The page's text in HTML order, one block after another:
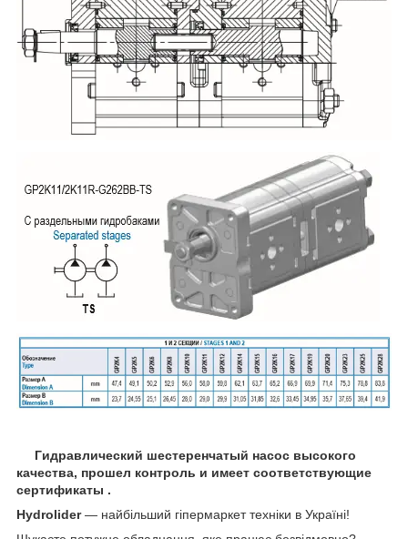
Гидравлический шестеренчатый насос высокого
качества, прошел контроль и имеет соответствующие
сертификаты .
Hydrolider— найбільший гіпермаркет техніки в Україні!